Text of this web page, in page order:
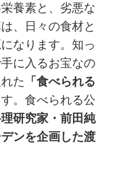
養素と、劣悪な
、日々の食材と
なります。知っ
に入るお宝なの
た 「食べられる
。食べられる公
研究家・前田純
ンを企画した渡